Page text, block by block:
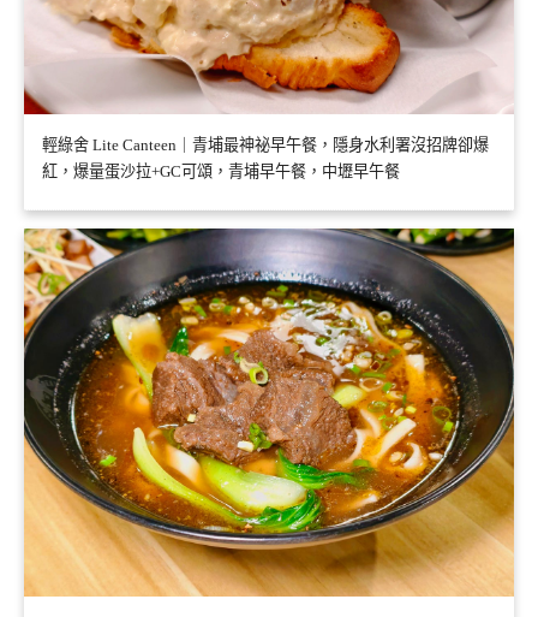
輕綠舍 Lite Canteen｜青埔最神祕早午餐，隱身水利署沒招牌卻爆
紅，爆量蛋沙拉+GC可頌，青埔早午餐，中壢早午餐